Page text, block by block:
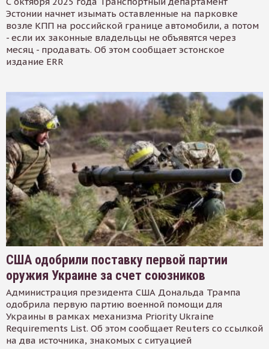
Эстонии начнет изымать оставленные на парковке
возле КПП на российской границе автомобили, а потом
- если их законные владельцы не объявятся через
месяц - продавать. Об этом сообщает эстонское
издание ERR
США одобрили поставку первой партии
оружия Украине за счет союзников
Администрация президента США Дональда Трампа
одобрила первую партию военной помощи для
Украины в рамках механизма Priority Ukraine
Requirements List. Об этом сообщает Reuters со ссылкой
на два источника, знакомых с ситуацией